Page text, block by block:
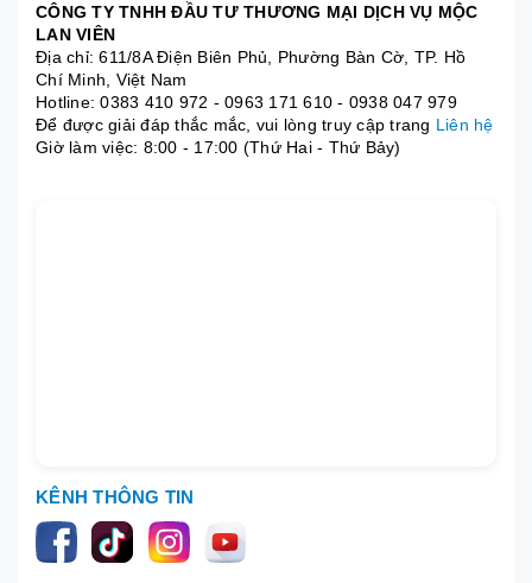
CÔNG TY TNHH ĐẦU TƯ THƯƠNG MẠI DỊCH VỤ MỘC
LAN VIÊN
Địa chỉ: 611/8A Điện Biên Phủ, Phường Bàn Cờ, TP. Hồ
Chí Minh, Việt Nam
Hotline:0383 410 972 - 0963 171 610 - 0938 047 979
Để được giải đáp thắc mắc, vui lòng truy cập trang Liên hệ
Giờ làm việc: 8:00 - 17:00 (Thứ Hai - Thứ Bảy)
KÊNH THÔNG TIN